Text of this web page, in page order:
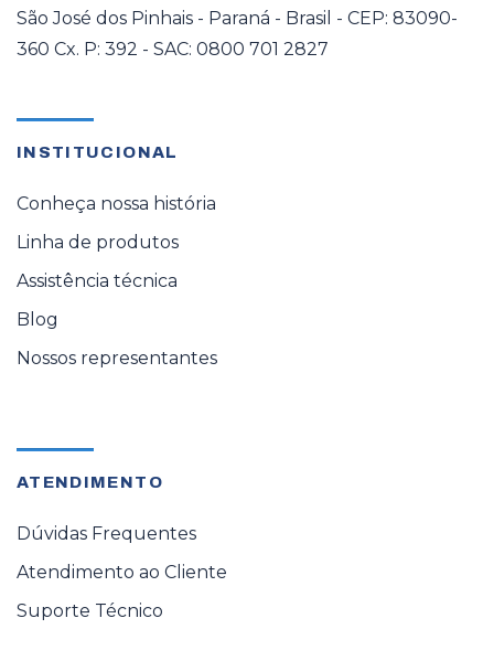
São José dos Pinhais - Paraná - Brasil - CEP: 83090-
360 Cx. P: 392 - SAC: 0800 701 2827
INSTITUCIONAL
Conheça nossa história
Linha de produtos
Assistência técnica
Blog
Nossos representantes
ATENDIMENTO
Dúvidas Frequentes
Atendimento ao Cliente
Suporte Técnico